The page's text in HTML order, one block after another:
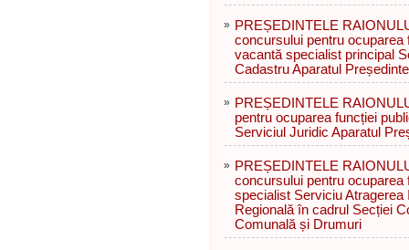
» PREȘEDINTELE
concursului pentru
vacantă specialist principal
Cadastru Aparatul
» PREȘEDINTELE
pentru ocuparea funcției
Serviciul Juridic Aparatul
» PREȘEDINTELE
concursului pentru
specialist Serviciu
Regională în cadrul Secției
Comunală și Drumuri